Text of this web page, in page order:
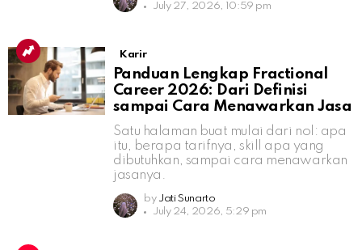
July 27, 2026, 10:59 pm
Karir
Panduan Lengkap Fractional
Career 2026: Dari Definisi
sampai Cara Menawarkan Jasa
Satu halaman buat mulai dari nol: apa
itu, berapa tarifnya, skill apa yang
dibutuhkan, sampai cara menawarkan
jasanya.
by Jati Sunarto
July 24, 2026, 5:29 pm